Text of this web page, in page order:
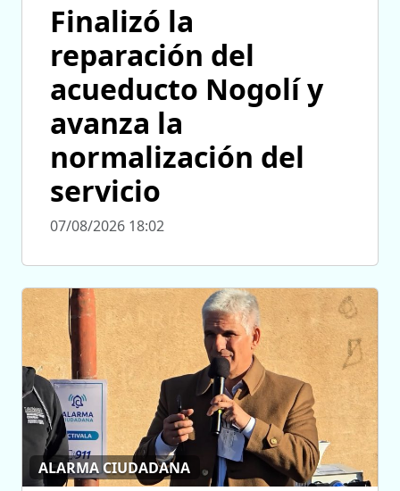
Finalizó la
reparación del
acueducto Nogolí y
avanza la
normalización del
servicio
07/08/2026 18:02
ALARMA CIUDADANA